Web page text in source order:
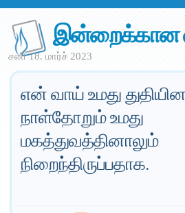
இன்றைக்கான
சனி 18. மார்ச் 2023
என் வாய் உமது
நாள்தோறும் உமது
மகத்துவத்தினாலும்
நிறைந்திருப்பதாக.